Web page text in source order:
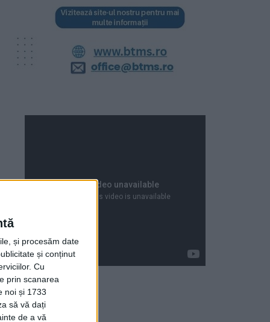
și procesăm date
și conținut
Cu
prin scanarea
noi și 1733
să vă dați
de a vă
Articole recente